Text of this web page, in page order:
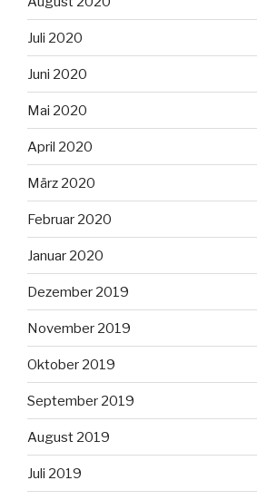
Juli 2020
Juni 2020
Mai 2020
April 2020
März 2020
Februar 2020
Januar 2020
Dezember 2019
November 2019
Oktober 2019
September 2019
August 2019
Juli 2019